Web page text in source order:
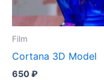
Film
Cortana 3D Model
650₽